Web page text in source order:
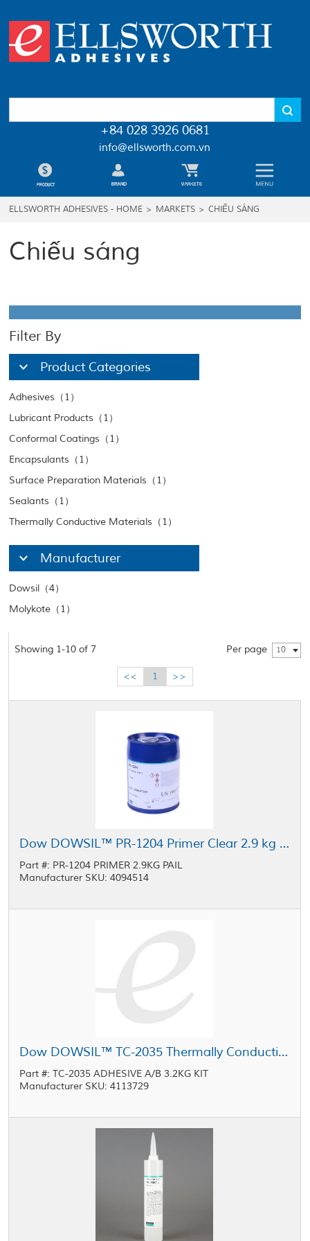
+84 028 3926 0681
info@ellsworth.com.vn
ELLSWORTH ADHESIVES - HOME > MARKETS > CHIẾU SÁNG
Chiếu sáng
Filter By
Product Categories
Adhesives（1）
Lubricant Products（1）
Conformal Coatings（1）
Encapsulants（1）
Surface Preparation Materials（1）
Sealants（1）
Thermally Conductive Materials（1）
Manufacturer
Dowsil（4）
Molykote（1）
Showing 1-10 of 7 Per page 10
<< 1 >>
Dow DOWSIL™ PR-1204 Primer Clear 2.9 kg Pail
Part #: PR-1204 PRIMER 2.9KG PAIL
Manufacturer SKU: 4094514
Dow DOWSIL™ TC-2035 Thermally Conductive Adhesive 3.2 kg Kit
Part #: TC-2035 ADHESIVE A/B 3.2KG KIT
Manufacturer SKU: 4113729